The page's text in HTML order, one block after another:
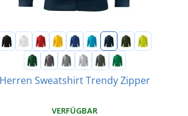
Herren Sweatshirt Trendy Zipper
VERFÜGBAR